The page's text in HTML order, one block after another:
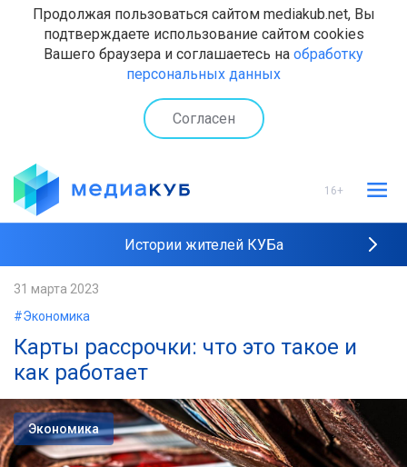
Продолжая пользоваться сайтом mediakub.net, Вы
подтверждаете использование сайтом cookies
Вашего браузера и соглашаетесь на обработку
персональных данных
Согласен
16+
Истории жителей КУБа
31 марта 2023
#Экономика
Карты рассрочки: что это такое и
как работает
Экономика